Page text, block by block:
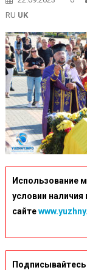
RU UK
Использование
условии
сайте